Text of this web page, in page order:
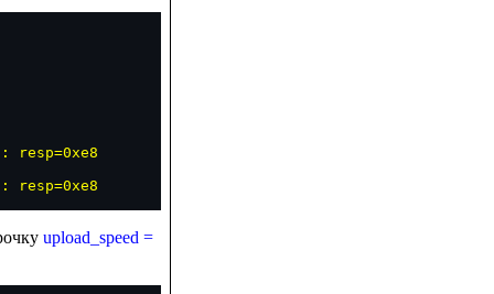
resp=0xe8
resp=0xe8
upload_speed =